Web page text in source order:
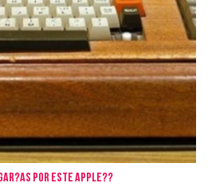
por este Apple??